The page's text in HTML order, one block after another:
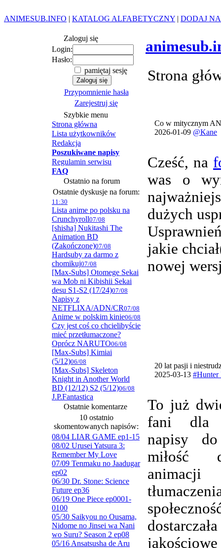
ANIMESUB.INFO | KATALOG ALFABETYCZNY | DODAJ
Zaloguj się
Login:
Hasło:
pamiętaj sesję
Przypomnienie hasła
Zarejestruj się
Szybkie menu
Strona główna
Lista użytkowników
Redakcja
Poszukiwane napisy
Regulamin serwisu
FAQ
Ostatnio na forum
Ostatnie dyskusje na forum:
11:30
Lista anime po polsku na
Crunchyroll07/08
[shisha] Nukitashi The
Animation BD
(Zakończone)07/08
Hardsuby za darmo z
chomikuj07/08
[Max-Subs] Otomege Sekai
wa Mob ni Kibishii Sekai
desu S1-S2 (17/24)07/08
Napisy z
NETFLIXA/ADN/CR07/08
Anime w polskim kinie06/08
Czy jest coś co chcielibyście
mieć przetłumaczone?
Oprócz NARUTO06/08
[Max-Subs] Kimiai
(5/12)06/08
[Max-Subs] Skeleton
Knight in Another World
BD (12/12) S2 (5/12)06/08
J.P.Fantastica
Ostatnie komentarze
10 ostatnio
skomentowanych napisów:
08/04 LIAR GAME ep1-15
08/02 Urusei Yatsura 3:
Remember My Love
07/09 Tenmaku no Jaadugar
ep02
06/30 Dr. Stone: Science
Future ep36
06/19 One Piece ep0001-
0100
05/30 Saikyou no Ousama,
Nidome no Jinsei wa Nani
wo Suru? Season 2 ep08
05/16 Ansatsusha de Aru
Strona
Co w mitycznym
2026-01-09 @Kane
Cześć, na
was o
dużych
jakie
nowej
20 lat pasji i
2025-03-13
To już
fani dla
napisy
miłość